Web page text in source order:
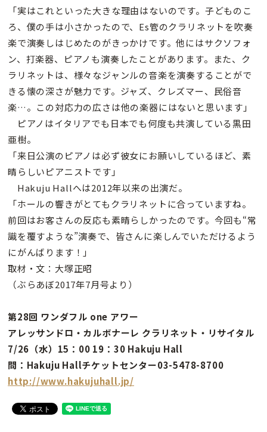
「実はこれといった大きな理由はないのです。子どものこ
ろ、僕の手は小さかったので、Es管のクラリネットを吹奏
楽で演奏しはじめたのがきっかけです。他にはサクソフォ
ン、打楽器、ピアノも演奏したことがあります。また、ク
ラリネットは、様々なジャンルの音楽を演奏することがで
きる懐の深さが魅力です。ジャズ、クレズマー、民俗音
楽…。この対応力の広さは他の楽器にはないと思います」
ピアノはイタリアでも日本でも何度も共演している黒田
亜樹。
「来日公演のピアノは必ず彼女にお願いしているほど、素
晴らしいピアニストです」
Hakuju Hallへは2012年以来の出演だ。
「ホールの響きがとてもクラリネットに合っていますね。
前回はお客さんの反応も素晴らしかったのです。今回も“常
識を覆すような”演奏で、皆さんに楽しんでいただけるよう
にがんばります！」
取材・文：大塚正昭
（ぶらあぼ2017年7月号より）
第28回 ワンダフル one アワー
アレッサンドロ・カルボナーレ クラリネット・リサイタル
7/26（水）15：00 19：30 Hakuju Hall
問：Hakuju Hallチケットセンター03-5478-8700
http://www.hakujuhall.jp/